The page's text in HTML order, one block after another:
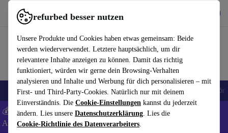
refurbed besser nutzen
Unsere Produkte und Cookies haben etwas gemeinsam: Beide
werden wiederverwendet. Letztere hauptsächlich, um dir
relevantere Inhalte anzeigen zu können. Damit das richtig
funktioniert, würden wir gerne dein Browsing-Verhalten
analysieren und Inhalte und Werbung für dich personalisieren – mit
First- und Third-Party-Cookies. Natürlich nur mit deinem
Einverständnis. Die Cookie-Einstellungen kannst du jederzeit
ändern. Lies unsere Datenschutzerklärung. Lies die
Cookie-Richtlinie des Datenverarbeiters.
refurbed schnell und einfach nutzen
🎒 Back to school Handys Laptops Tablets Smartwatches Zubehör
💰 Extra -5% auf Samsung- und Google-Smartphones - Code:
ANDROID5 -AGB